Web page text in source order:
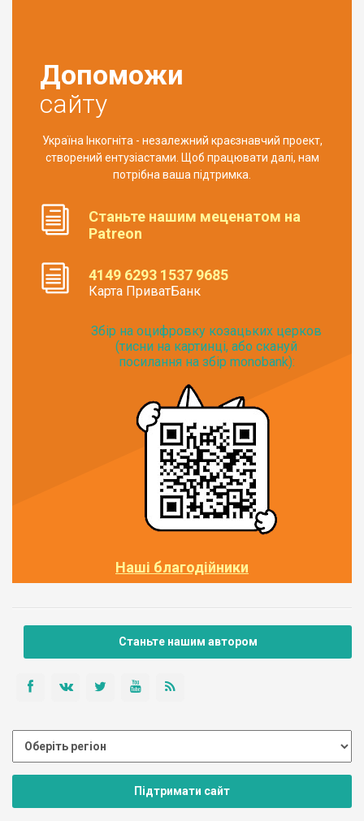
Допоможи
сайту
Україна Інкогніта - незалежний краєзнавчий проект,
створений ентузіастами. Щоб працювати далі, нам
потрібна ваша підтримка.
Станьте нашим меценатом на
Patreon
4149 6293 1537 9685
Карта ПриватБанк
Збір на оцифровку козацьких церков
(тисни на картинці, або скануй
посилання на збір monobank):
Наші благодійники
Станьте нашим автором
Підтримати сайт